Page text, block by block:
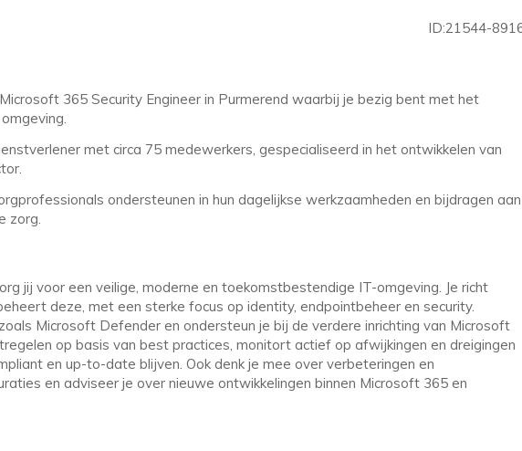
ID:21544-
365 Security Engineer in Purmerend waarbij je bezig bent met het
met circa 75 medewerkers, gespecialiseerd in het ontwikkelen van
ondersteunen in hun dagelijkse werkzaamheden en bijdragen aan
zorg.
jij voor een veilige, moderne en toekomstbestendige IT-omgeving. Je richt
deze, met een sterke focus op identity, endpointbeheer en security.
Microsoft Defender en ondersteun je bij de verdere inrichting van Microsoft
op basis van best practices, monitort actief op afwijkingen en dreigingen
en up-to-date blijven. Ook denk je mee over verbeteringen en
en adviseer je over nieuwe ontwikkelingen binnen Microsoft 365 en